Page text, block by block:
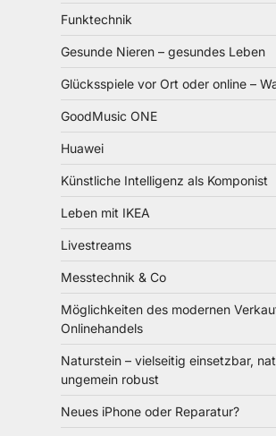
Funktechnik
Gesunde Nieren – gesundes Leben
Glücksspiele vor Ort oder online –
GoodMusic ONE
Huawei
Künstliche Intelligenz als Komponist
Leben mit IKEA
Livestreams
Messtechnik & Co
Möglichkeiten des modernen
Onlinehandels
Naturstein – vielseitig einsetzbar,
ungemein robust
Neues iPhone oder Reparatur?